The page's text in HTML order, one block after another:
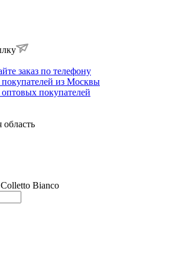
заказ по телефону
покупателей из Москвы
оптовых покупателей
область
Bianco